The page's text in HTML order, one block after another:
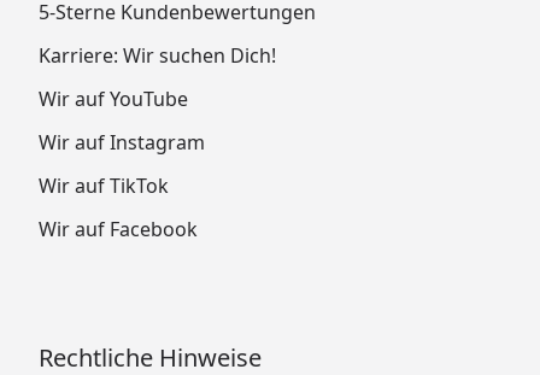
5-Sterne Kundenbewertungen
Karriere: Wir suchen Dich!
Wir auf YouTube
Wir auf Instagram
Wir auf TikTok
Wir auf Facebook
Rechtliche Hinweise